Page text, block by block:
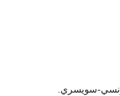
سويسري.